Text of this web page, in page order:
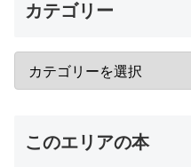
カテゴリー
このエリアの本